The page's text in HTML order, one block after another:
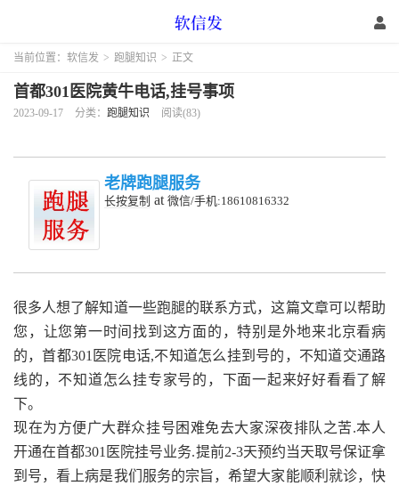
当前位置： 软信发 > 跑腿知识 > 正文
首都301医院黄牛电话,挂号事项
2023-09-17 分类： 跑腿知识 阅读(83)
老牌跑腿服务
长按复制 at 微信/手机:18610816332
很多人想了解知道一些跑腿的联系方式，这篇文章可以帮助
您，让您第一时间找到这方面的，特别是外地来北京看病
的，首都301医院电话,不知道怎么挂到号的，不知道交通路
线的，不知道怎么挂专家号的，下面一起来好好看看了解
下。
现在为方便广大群众挂号困难免去大家深夜排队之苦.本人
开通在首都301医院挂号业务.提前2-3天预约当天取号保证拿
到号，看上病是我们服务的宗旨，希望大家能顺利就诊，快